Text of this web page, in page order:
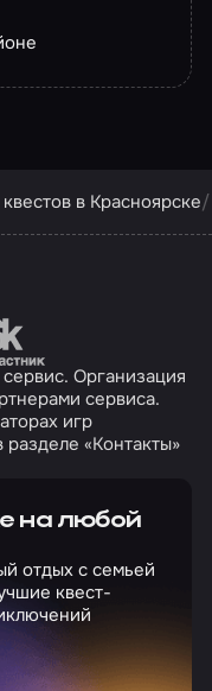
в Красноярске
на сайт
Организация
сервиса.
игр
«Контакты»
на любой
отдых с семьей
квест-